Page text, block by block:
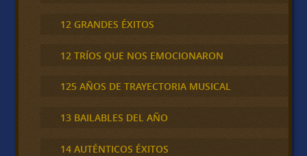
12 GRANDES ÉXITOS
12 TRÍOS QUE NOS EMOCIONARON
125 AÑOS DE TRAYECTORIA MUSICAL
13 BAILABLES DEL AÑO
14 AUTÉNTICOS ÉXITOS